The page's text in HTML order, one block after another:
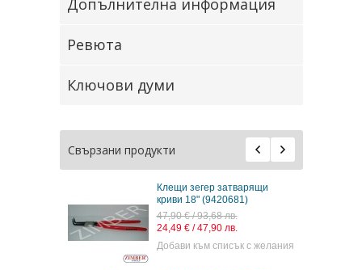
Допълнителна информация
Ревюта
Ключови думи
Свързани продукти
Клещи зегер затварящи
криви 18" (9420681)
47,90 € / 93,68 лв.
24,49 € / 47,90 лв.
Добави към списък с желания